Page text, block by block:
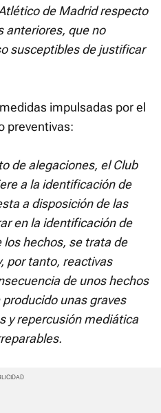
de Madrid respecto
anteriores, que no
susceptibles de justificar
impulsadas por el
preventivas:
de alegaciones, el Club
a la identificación de
a disposición de las
en la identificación de
hechos, se trata de
por tanto, reactivas
de unos hechos
unas graves
y repercusión mediática